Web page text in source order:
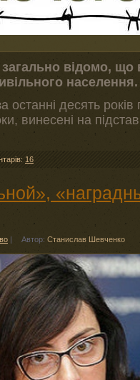
відомо, що в
населення.
останні десять
винесені на
16
| Автор: Cтанислав Шевченко